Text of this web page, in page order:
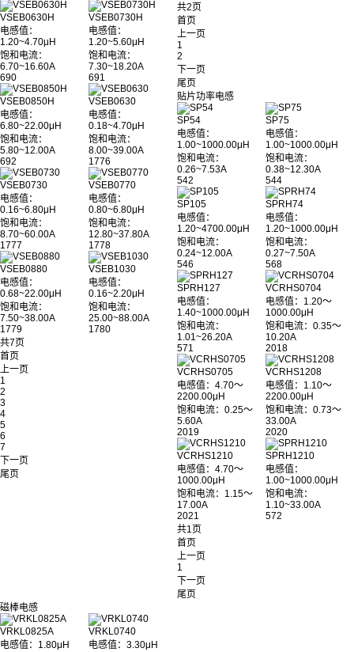
VSEB0630H
电感值：
1.20~4.70μH
饱和电流：
6.70~16.60A
690
VSEB0730H
电感值：
1.20~5.60μH
饱和电流：
7.30~18.20A
691
VSEB0850H
电感值：
6.80~22.00μH
饱和电流：
5.80~12.00A
692
VSEB0630
电感值：
0.18~4.70μH
饱和电流：
8.00~39.00A
1776
VSEB0730
电感值：
0.16~6.80μH
饱和电流：
8.70~60.00A
1777
VSEB0770
电感值：
0.80~6.80μH
饱和电流：
12.80~37.80A
1778
VSEB0880
电感值：
0.68~22.00μH
饱和电流：
7.50~38.00A
1779
VSEB1030
电感值：
0.16~2.20μH
饱和电流：
25.00~88.00A
1780
共7页
首页
上一页
1
2
3
4
5
6
7
下一页
尾页
共2页
首页
上一页
1
2
下一页
尾页
贴片功率电感
SP54
电感值：
1.00~1000.00μH
饱和电流：
0.26~7.53A
542
SP75
电感值：
1.00~1000.00μH
饱和电流：
0.38~12.30A
544
SP105
电感值：
1.20~4700.00μH
饱和电流：
0.24~12.00A
546
SPRH74
电感值：
1.20~1000.00μH
饱和电流：
0.27~7.50A
568
SPRH127
电感值：
1.40~1000.00μH
饱和电流：
1.01~26.20A
571
VCRHS0704
电感值：1.20～
1000.00μH
饱和电流：0.35～
10.20A
2018
VCRHS0705
电感值：4.70～
2200.00μH
饱和电流：0.25～
5.60A
2019
VCRHS1208
电感值：1.10～
2200.00μH
饱和电流：0.73～
33.00A
2020
VCRHS1210
电感值：4.70～
1000.00μH
饱和电流：1.15～
17.00A
2021
SPRH1210
电感值：
1.00~1000.00μH
饱和电流：
1.10~33.00A
572
共1页
首页
上一页
1
下一页
尾页
磁棒电感
VRKL0825A
电感值：1.80μH
VRKL0740
电感值：3.30μH